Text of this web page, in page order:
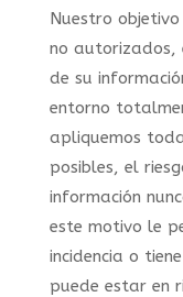
Nuestro
no autorizados,
de su
entorno
apliquemos
posibles, el
información
este motivo le
incidencia o
puede estar en